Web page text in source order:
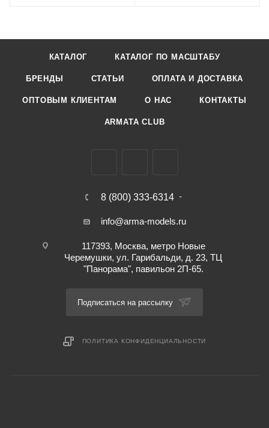
КАТАЛОГ КАТАЛОГ ПО МАСШТАБУ
БРЕНДЫ СТАТЬИ ОПЛАТА И ДОСТАВКА
ОПТОВЫМ КЛИЕНТАМ О НАС КОНТАКТЫ
ARMATA CLUB
8 (800) 333-6314
info@arma-models.ru
117393, Москва, метро Новые
Черемушки, ул. Гарибальди, д. 23, ТЦ
"Панорама", павильон 2П-65.
Подписаться на рассылку
ПОЛИТИКА КОНФИДЕНЦИАЛЬНОСТИ